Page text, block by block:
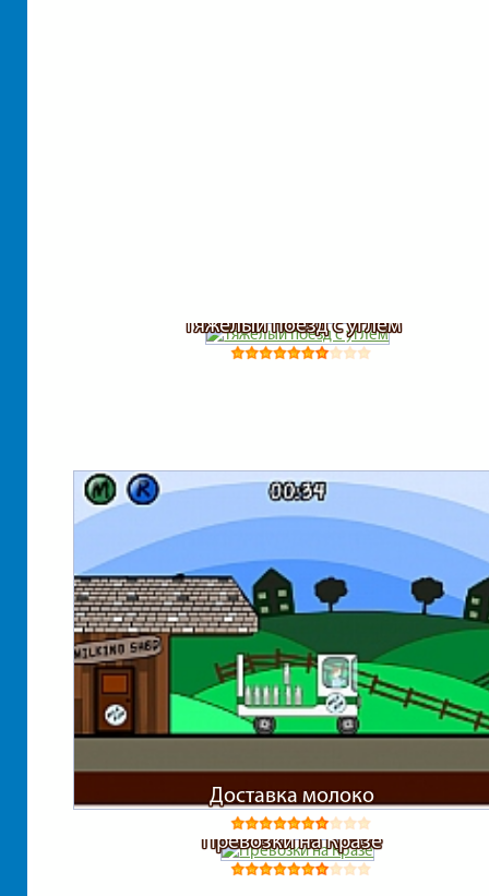
Тяжелый поезд с углем
Доставка молоко
Превозки на Кразе